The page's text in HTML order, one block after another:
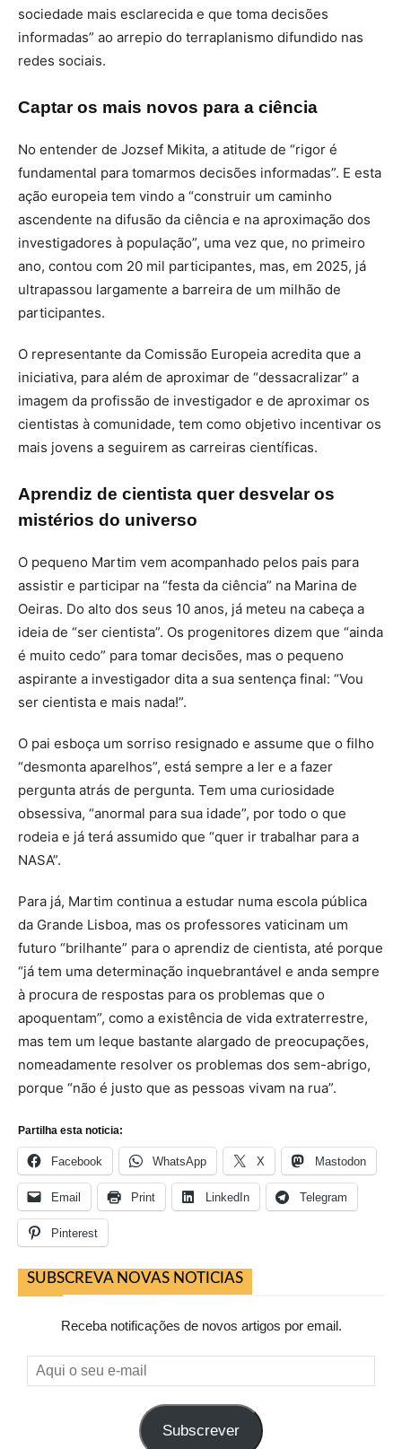
sociedade mais esclarecida e que toma decisões
informadas” ao arrepio do terraplanismo difundido nas
redes sociais.
Captar os mais novos para a ciência
No entender de Jozsef Mikita, a atitude de “rigor é
fundamental para tomarmos decisões informadas”. E esta
ação europeia tem vindo a “construir um caminho
ascendente na difusão da ciência e na aproximação dos
investigadores à população”, uma vez que, no primeiro
ano, contou com 20 mil participantes, mas, em 2025, já
ultrapassou largamente a barreira de um milhão de
participantes.
O representante da Comissão Europeia acredita que a
iniciativa, para além de aproximar de “dessacralizar” a
imagem da profissão de investigador e de aproximar os
cientistas à comunidade, tem como objetivo incentivar os
mais jovens a seguirem as carreiras científicas.
Aprendiz de cientista quer desvelar os
mistérios do universo
O pequeno Martim vem acompanhado pelos pais para
assistir e participar na “festa da ciência” na Marina de
Oeiras. Do alto dos seus 10 anos, já meteu na cabeça a
ideia de “ser cientista”. Os progenitores dizem que “ainda
é muito cedo” para tomar decisões, mas o pequeno
aspirante a investigador dita a sua sentença final: “Vou
ser cientista e mais nada!”.
O pai esboça um sorriso resignado e assume que o filho
“desmonta aparelhos”, está sempre a ler e a fazer
pergunta atrás de pergunta. Tem uma curiosidade
obsessiva, “anormal para sua idade”, por todo o que
rodeia e já terá assumido que “quer ir trabalhar para a
NASA”.
Para já, Martim continua a estudar numa escola pública
da Grande Lisboa, mas os professores vaticinam um
futuro “brilhante” para o aprendiz de cientista, até porque
“já tem uma determinação inquebrantável e anda sempre
à procura de respostas para os problemas que o
apoquentam”, como a existência de vida extraterrestre,
mas tem um leque bastante alargado de preocupações,
nomeadamente resolver os problemas dos sem-abrigo,
porque “não é justo que as pessoas vivam na rua”.
Partilha esta noticia:
Facebook WhatsApp X Mastodon
Email Print LinkedIn Telegram
Pinterest
SUBSCREVA NOVAS NOTICIAS
Receba notificações de novos artigos por email.
Aqui
o
Subscrever